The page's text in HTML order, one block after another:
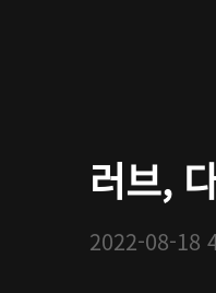
러브,
2022-08-18